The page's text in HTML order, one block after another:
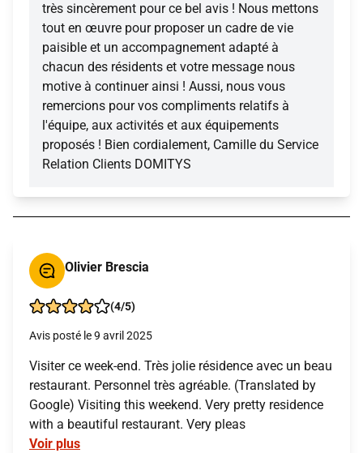
très sincèrement pour ce bel avis ! Nous mettons
tout en œuvre pour proposer un cadre de vie
paisible et un accompagnement adapté à
chacun des résidents et votre message nous
motive à continuer ainsi ! Aussi, nous vous
remercions pour vos compliments relatifs à
l'équipe, aux activités et aux équipements
proposés ! Bien cordialement, Camille du Service
Relation Clients DOMITYS
Olivier Brescia
(4/5)
Avis posté le 9 avril 2025
Visiter ce week-end. Très jolie résidence avec un beau
restaurant. Personnel très agréable. (Translated by
Google) Visiting this weekend. Very pretty residence
with a beautiful restaurant. Very pleas
Voir plus